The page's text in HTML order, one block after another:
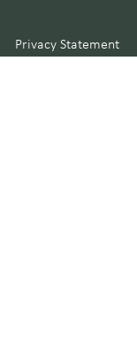
Privacy Statement